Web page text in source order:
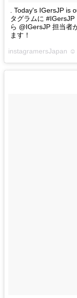
. Today's IGersJP is
タグラムに
ら @IGersJP 担当者
ます！